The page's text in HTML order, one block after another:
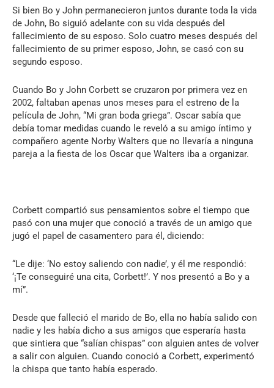
Si bien Bo y John permanecieron juntos durante toda la vida
de John, Bo siguió adelante con su vida después del
fallecimiento de su esposo. Solo cuatro meses después del
fallecimiento de su primer esposo, John, se casó con su
segundo esposo.
Cuando Bo y John Corbett se cruzaron por primera vez en
2002, faltaban apenas unos meses para el estreno de la
película de John, “Mi gran boda griega”. Oscar sabía que
debía tomar medidas cuando le reveló a su amigo íntimo y
compañero agente Norby Walters que no llevaría a ninguna
pareja a la fiesta de los Oscar que Walters iba a organizar.
Corbett compartió sus pensamientos sobre el tiempo que
pasó con una mujer que conoció a través de un amigo que
jugó el papel de casamentero para él, diciendo:
“Le dije: ‘No estoy saliendo con nadie’, y él me respondió:
‘¡Te conseguiré una cita, Corbett!’. Y nos presentó a Bo y a
mí”.
Desde que falleció el marido de Bo, ella no había salido con
nadie y les había dicho a sus amigos que esperaría hasta
que sintiera que “salían chispas” con alguien antes de volver
a salir con alguien. Cuando conoció a Corbett, experimentó
la chispa que tanto había esperado.